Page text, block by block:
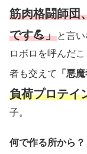
筋肉格闘師団
です💪」と言
ロボロを呼んだ
者も交えて
「悪
負荷プロテイ
子。
何で作る所から？